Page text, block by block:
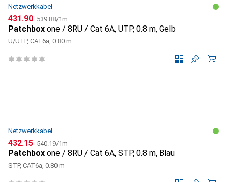
Netzwerkkabel
CHF
431.90 CHF
539.88/1m
Patchbox one / 8RU / Cat 6A, UTP, 0.8 m, Gelb
U/UTP, CAT6a, 0.80 m
Netzwerkkabel
CHF
432.15 CHF
540.19/1m
Patchbox one / 8RU / Cat 6A, STP, 0.8 m, Blau
STP, CAT6a, 0.80 m